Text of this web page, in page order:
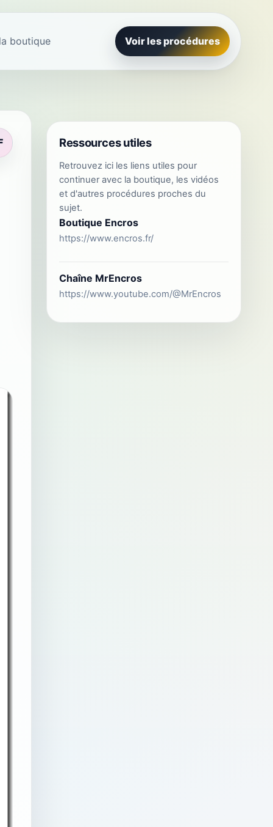
boutique Voir les procédures
Ressources utiles
Retrouvez ici les liens utiles pour
continuer avec la boutique, les vidéos
et d'autres procédures proches du
sujet.
Boutique Encros
https://www.encros.fr/
Chaîne MrEncros
https://www.youtube.com/@MrEncros